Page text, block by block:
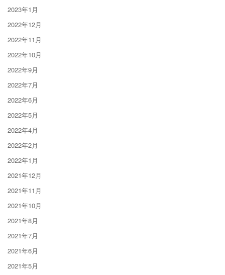
2023年1月
2022年12月
2022年11月
2022年10月
2022年9月
2022年7月
2022年6月
2022年5月
2022年4月
2022年2月
2022年1月
2021年12月
2021年11月
2021年10月
2021年8月
2021年7月
2021年6月
2021年5月